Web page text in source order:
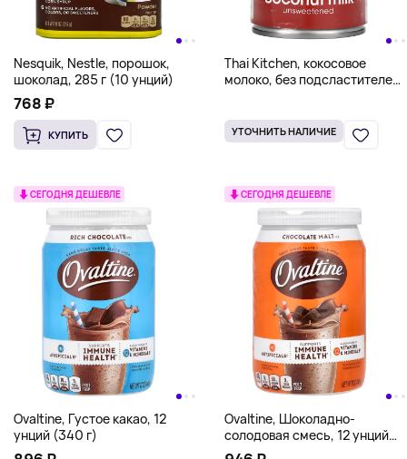
Nesquik, Nestle, порошок,
шоколад, 285 г (10 унций)
768 ₽
КУПИТЬ
Thai Kitchen, кокосовое
молоко, без подсластителей,
УТОЧНИТЬ НАЛИЧИЕ
СЕГОДНЯ ДЕШЕВЛЕ
Ovaltine, Густое какао, 12
унций (340 г)
СЕГОДНЯ ДЕШЕВЛЕ
Ovaltine, Шоколадно-
солодовая смесь, 12 унций
(340 г)